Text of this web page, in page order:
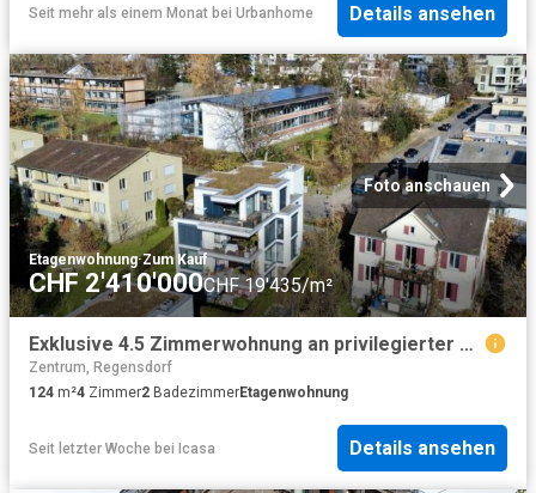
Seit mehr als einem Monat bei Urbanhome Details ansehen
Foto anschauen
Etagenwohnung·Zum Kauf
CHF 2'410'000CHF 19'435/m²
Exklusive 4.5 Zimmerwohnung an privilegierter Lage in Zürich Höngg
Zentrum, Regensdorf
124 m²4 Zimmer2 BadezimmerEtagenwohnung
Seit letzter Woche bei Icasa Details ansehen